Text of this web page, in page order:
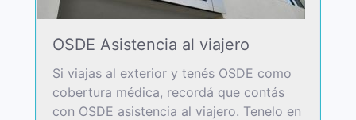
OSDE Asistencia al viajero
Si viajas al exterior y tenés OSDE como
cobertura médica, recordá que contás
con OSDE asistencia al viajero. Tenelo en